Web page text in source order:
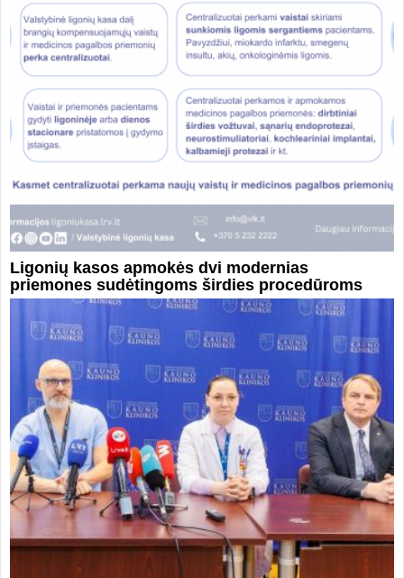
Ligonių kasos apmokės dvi modernias
priemones sudėtingoms širdies procedūroms